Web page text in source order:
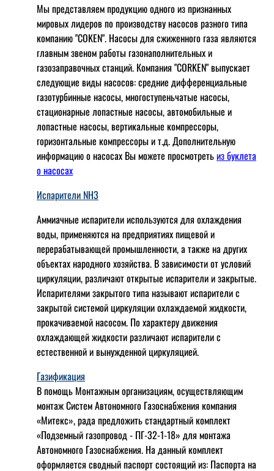
Мы представляем продукцию одного из признанных
мировых лидеров по производству насосов разного типа
компанию "COKEN". Насосы для сжиженного газа являются
главным звеном работы газонаполнительных и
газозаправочных станций. Компания "CORKEN" выпускает
следующие виды насосов: cредние дифференциальные
газотурбинные насосы, многоступеньчатые насосы,
стационарные лопастные насосы, автомобильные и
лопaстные насосы, вертикальные компрессоры,
горизонтальные компрессоры и т.д. Дополнительную
информацию о насосах Вы можете просмотретьиз буклета
о насосах
Испарители NH3
Аммиачные испарители используются для охлаждения
воды, применяются на предприятиях пищевой и
перерабатывающей промышленности, а также на других
объектах народного хозяйства. В зависимости от условий
циркуляции, различают открытые испарители и закрытые.
Испарителями закрытого типа называют испарители с
закрытой системой циркуляции охлаждаемой жидкости,
прокачиваемой насосом. По характеру движения
охлаждающей жидкости различают испарители с
естественной и вынужденной циркуляцией.
Газификация
В помощь Монтажным организациям, осуществляющим
монтаж Систем Автономного Газоснабжения компания
«Митекс», рада предложить стандартный комплект
«Подземный газопровод - ПГ-32-1-18» для монтажа
Автономного Газоснабжения. На данный комплект
оформляется сводный паспорт состоящий из: Паспорта на